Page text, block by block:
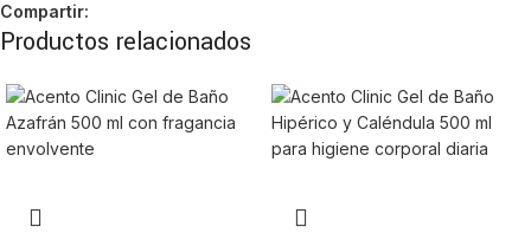
Compartir:
Productos relacionados